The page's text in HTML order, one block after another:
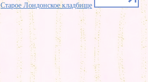
Старое Лондонское кладбище